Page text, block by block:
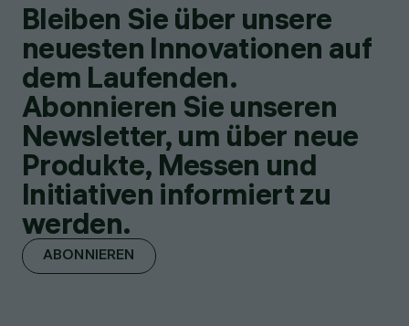
Bleiben Sie über unsere
neuesten Innovationen auf
dem Laufenden.
Abonnieren Sie unseren
Newsletter, um über neue
Produkte, Messen und
Initiativen informiert zu
werden.
ABONNIEREN